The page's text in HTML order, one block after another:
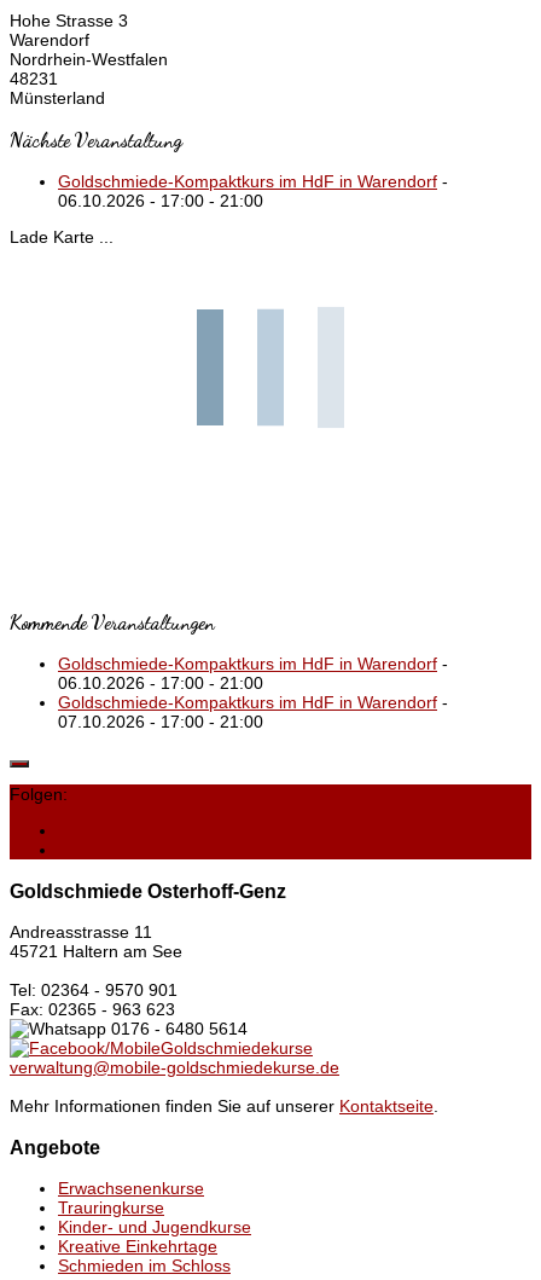
Hohe Strasse 3
Warendorf
Nordrhein-Westfalen
48231
Münsterland
Nächste Veranstaltung
Goldschmiede-Kompaktkurs im HdF in Warendorf -
06.10.2026 - 17:00 - 21:00
Lade Karte ...
Kommende Veranstaltungen
Goldschmiede-Kompaktkurs im HdF in Warendorf -
06.10.2026 - 17:00 - 21:00
Goldschmiede-Kompaktkurs im HdF in Warendorf -
07.10.2026 - 17:00 - 21:00
Folgen:
Goldschmiede Osterhoff-Genz
Andreasstrasse 11
45721 Haltern am See
Tel: 02364 - 9570 901
Fax: 02365 - 963 623
0176 - 6480 5614
/MobileGoldschmiedekurse
verwaltung@mobile-goldschmiedekurse.de
Mehr Informationen finden Sie auf unserer Kontaktseite
Angebote
Erwachsenenkurse
Trauringkurse
Kinder- und Jugendkurse
Kreative Einkehrtage
Schmieden im Schloss